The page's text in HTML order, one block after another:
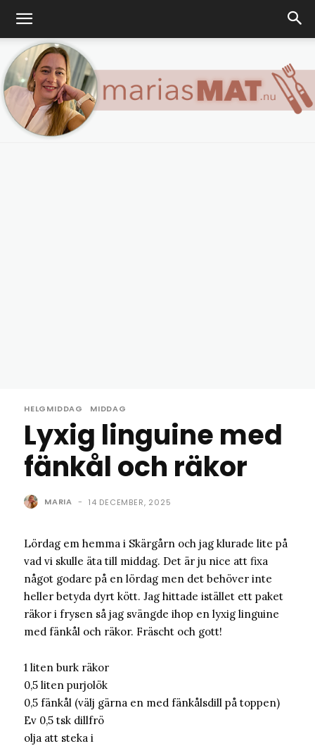
HELGMIDDAG MIDDAG
Lyxig linguine med
fänkål och räkor
MARIA - 14 DECEMBER, 2025
Lördag em hemma i Skärgårn och jag klurade lite på
vad vi skulle äta till middag. Det är ju nice att fixa
något godare på en lördag men det behöver inte
heller betyda dyrt kött. Jag hittade istället ett paket
räkor i frysen så jag svängde ihop en lyxig linguine
med fänkål och räkor. Fräscht och gott!
1 liten burk räkor
0,5 liten purjolök
0,5 fänkål (välj gärna en med fänkålsdill på toppen)
Ev 0,5 tsk dillfrö
olja att steka i